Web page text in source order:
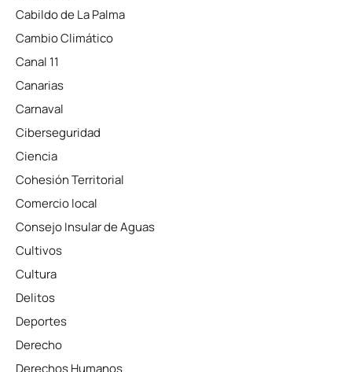
Cabildo de La Palma
Cambio Climático
Canal 11
Canarias
Carnaval
Ciberseguridad
Ciencia
Cohesión Territorial
Comercio local
Consejo Insular de Aguas
Cultivos
Cultura
Delitos
Deportes
Derecho
Derechos Humanos